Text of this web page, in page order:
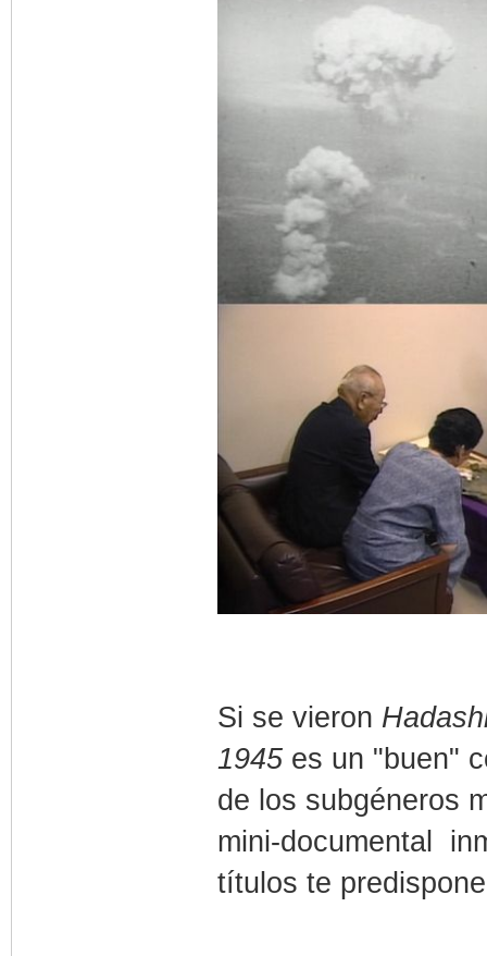
Si se vieron
1945 es un "buen"
de los subgéneros
mini-documental
títulos te